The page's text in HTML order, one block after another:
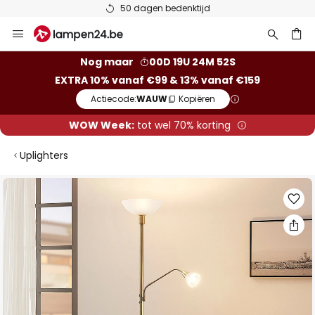
50 dagen bedenktijd
naar
Nog maar
00D 19U 24M 52S
EXTRA 10% vanaf €99 & 13% vanaf €159
Actiecode:WAUW Kopiëren
WOW Week:tot wel 70% korting
Uplighters
Ga
afbeeldingen-
gallerij